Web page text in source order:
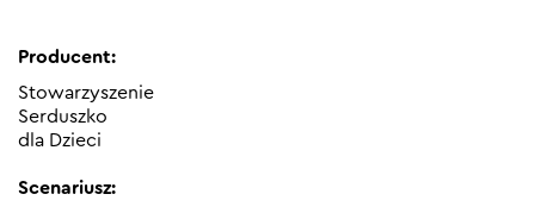
Producent:
Stowarzyszenie
Serduszko
dla Dzieci
Scenariusz: